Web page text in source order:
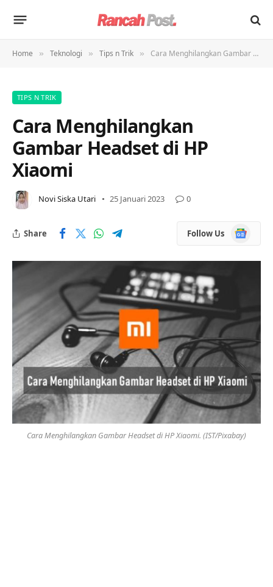
Home » Teknologi » Tips n Trik » Cara Menghilangkan Gambar Headset di HP Xiaomi
TIPS N TRIK
Cara Menghilangkan
Gambar Headset di HP
Xiaomi
Novi Siska Utari 25 Januari 2023 0
Share Follow Us
Google
News
Cara Menghilangkan Gambar Headset di HP Xiaomi. (IST/Pixabay)